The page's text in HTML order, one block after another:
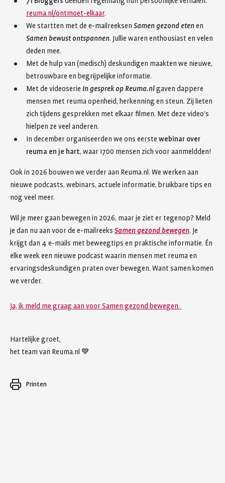
reuma.nl/ontmoet-elkaar.
We startten met de e-mailreeksen Samen gezond etenen
Samen bewust ontspannen. Jullie waren enthousiast en velen
deden mee.
Met de hulp van (medisch) deskundigen maakten we nieuwe,
betrouwbare en begrijpelijke informatie.
Met de videoserie In gesprek op Reuma.nlgaven dappere
mensen met reuma openheid, herkenning en steun. Zij lieten
zich tijdens gesprekken met elkaar filmen. Met deze video’s
hielpen ze veel anderen.
In december organiseerden we ons eerste webinar over
reuma en je hart, waar 1700 mensen zich voor aanmeldden!
Ook in 2026 bouwen we verder aan Reuma.nl. We werken aan
nieuwe podcasts, webinars, actuele informatie, bruikbare tips en
nog veel meer.
Wil je meer gaan bewegen in 2026, maar je ziet er tegenop? Meld
je dan nu aan voor de e-mailreeks Samen gezond bewegen. Je
krijgt dan 4 e-mails met beweegtips en praktische informatie. Én
elke week een nieuwe podcast waarin mensen met reuma en
ervaringsdeskundigen praten over bewegen. Want samen komen
we verder.
Ja, ik meld me graag aan voor Samen gezond bewegen.
Hartelijke groet,
het team van Reuma.nl 💙
Printen